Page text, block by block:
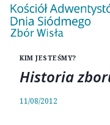
Przejdź
treści
KIM JESTEŚMY?
Historia
11/08/2012